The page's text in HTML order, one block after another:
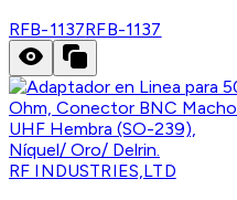
RFB-1137RFB-1137
RF INDUSTRIES,LTD